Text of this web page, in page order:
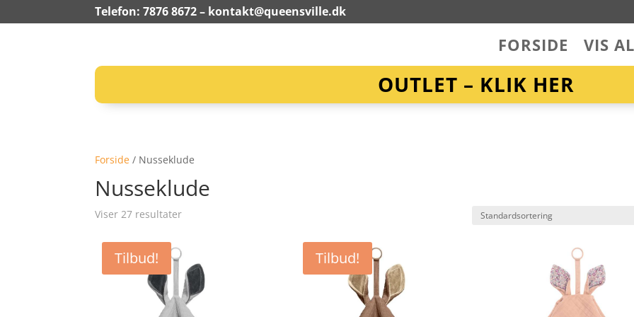
Telefon: 7876 8672 – kontakt@queensville.dk
FORSIDE VIS
OUTLET – KLIK HER
Forside / Nusseklude
Nusseklude
Viser 27 resultater
Tilbud! Tilbud!